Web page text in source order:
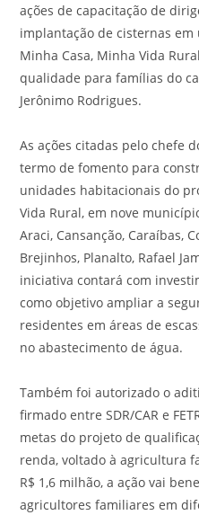
ações de capacitação de
implantação de cisternas
Minha Casa, Minha Vida
qualidade para famílias do
Jerônimo Rodrigues.
As ações citadas pelo chefe
termo de fomento para
unidades habitacionais do
Vida Rural, em nove
Araci, Cansanção, Caraíbas,
Brejinhos, Planalto, Rafael
iniciativa contará com
como objetivo ampliar a
residentes em áreas de
no abastecimento de água.
Também foi autorizado o
firmado entre SDR/CAR e
metas do projeto de
renda, voltado à agricultura
R$ 1,6 milhão, a ação vai
agricultores familiares em